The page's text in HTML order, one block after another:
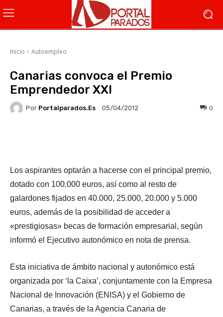
Inicio Autoempleo
Canarias convoca el Premio
Emprendedor XXI
Por Portalparados.es 05/04/2012 0
Los aspirantes optarán a hacerse con el principal premio,
dotado con 100.000 euros, así como al resto de
galardones fijados en 40.000, 25.000, 20.000 y 5.000
euros, además de la posibilidad de acceder a
«prestigiosas» becas de formación empresarial, según
informó el Ejecutivo autonómico en nota de prensa.
Esta iniciativa de ámbito nacional y autonómico está
organizada por ‘la Caixa’, conjuntamente con la Empresa
Nacional de Innovación (ENISA) y el Gobierno de
Canarias, a través de la Agencia Canaria de